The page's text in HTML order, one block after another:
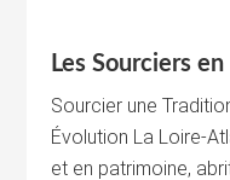
Les Sourciers
Sourcier une
Évolution La Loire-
et en patrimoine,